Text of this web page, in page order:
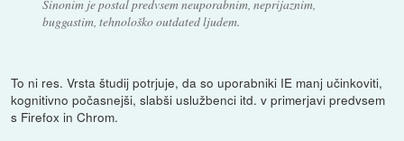
Sinonim je postal predvsem neuporabnim, neprijaznim,
buggastim, tehnološko outdated ljudem.
To ni res. Vrsta študij potrjuje, da so uporabniki IE manj učinkoviti,
kognitivno počasnejši, slabši uslužbenci itd. v primerjavi predvsem
s Firefox in Chrom.